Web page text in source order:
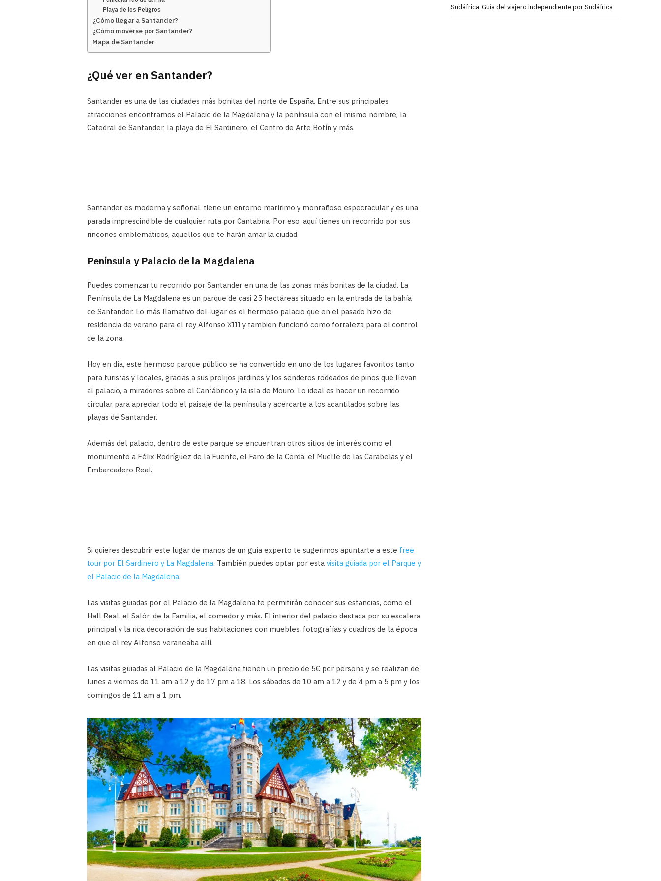
Playa de los Peligros
¿Cómo llegar a Santander?
¿Cómo moverse por Santander?
Mapa de Santander
¿Qué ver en Santander?
Santander es una de las ciudades más bonitas del norte de España. Entre sus principales
atracciones encontramos el Palacio de la Magdalena y la península con el mismo nombre, la
Catedral de Santander, la playa de El Sardinero, el Centro de Arte Botín y más.
Santander es moderna y señorial, tiene un entorno marítimo y montañoso espectacular y es una
parada imprescindible de cualquier ruta por Cantabria. Por eso, aquí tienes un recorrido por sus
rincones emblemáticos, aquellos que te harán amar la ciudad.
Península y Palacio de la Magdalena
Puedes comenzar tu recorrido por Santander en una de las zonas más bonitas de la ciudad. La
Península de La Magdalena es un parque de casi 25 hectáreas situado en la entrada de la bahía
de Santander. Lo más llamativo del lugar es el hermoso palacio que en el pasado hizo de
residencia de verano para el rey Alfonso XIII y también funcionó como fortaleza para el control
de la zona.
Hoy en día, este hermoso parque público se ha convertido en uno de los lugares favoritos tanto
para turistas y locales, gracias a sus prolijos jardines y los senderos rodeados de pinos que llevan
al palacio, a miradores sobre el Cantábrico y la isla de Mouro. Lo ideal es hacer un recorrido
circular para apreciar todo el paisaje de la península y acercarte a los acantilados sobre las
playas de Santander.
Además del palacio, dentro de este parque se encuentran otros sitios de interés como el
monumento a Félix Rodríguez de la Fuente, el Faro de la Cerda, el Muelle de las Carabelas y el
Embarcadero Real.
Si quieres descubrir este lugar de manos de un guía experto te sugerimos apuntarte a este free
tour por El Sardinero y La Magdalena. También puedes optar por esta visita guiada por el Parque y
el Palacio de la Magdalena.
Las visitas guiadas por el Palacio de la Magdalena te permitirán conocer sus estancias, como el
Hall Real, el Salón de la Familia, el comedor y más. El interior del palacio destaca por su escalera
principal y la rica decoración de sus habitaciones con muebles, fotografías y cuadros de la época
en que el rey Alfonso veraneaba allí.
Las visitas guiadas al Palacio de la Magdalena tienen un precio de 5€ por persona y se realizan de
lunes a viernes de 11 am a 12 y de 17 pm a 18. Los sábados de 10 am a 12 y de 4 pm a 5 pm y los
domingos de 11 am a 1 pm.
Sudáfrica. Guía del viajero independiente por Sudáfrica